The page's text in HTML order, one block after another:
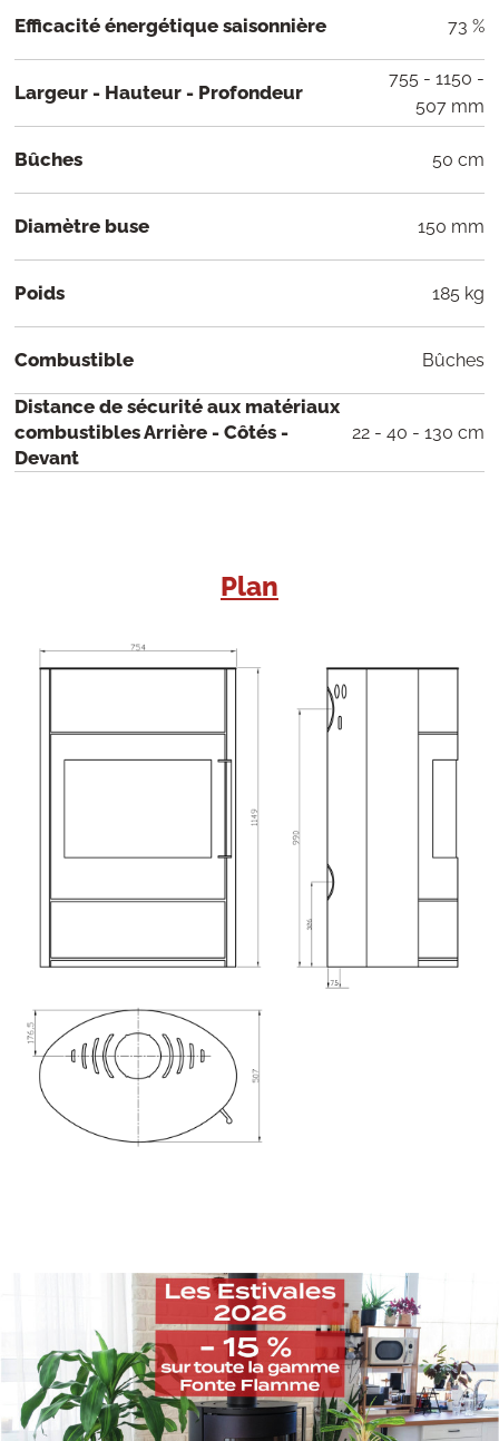
Efficacité énergétique saisonnière 73 %
Largeur - Hauteur - Profondeur
755 - 1150 -
507 mm
Bûches 50 cm
Diamètre buse 150 mm
Poids 185 kg
Combustible Bûches
Distance de sécurité aux matériaux
combustibles Arrière - Côtés -
Devant
22 - 40 - 130 cm
Plan